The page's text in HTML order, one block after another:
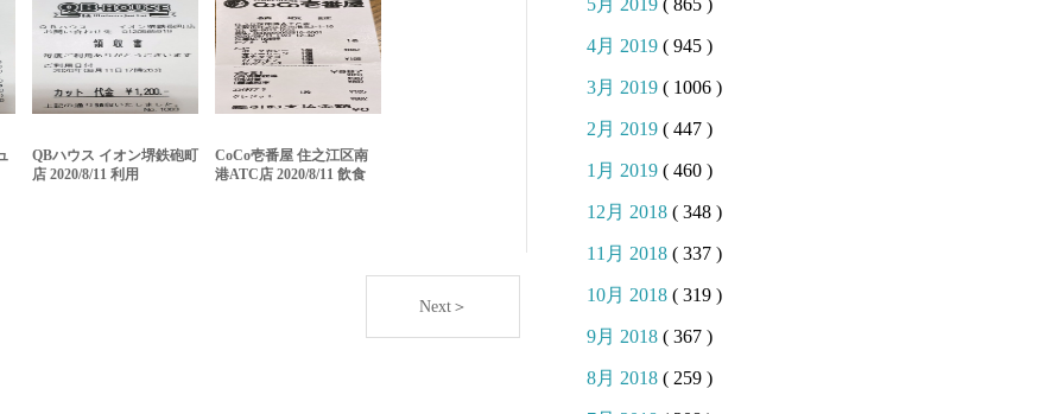
QBハウス イオン堺鉄砲町
店 2020/8/11 利用
CoCo壱番屋 住之江区南
港ATC店 2020/8/11 飲食
Next＞
5月 2019 ( 865 )
4月 2019 ( 945 )
3月 2019 ( 1006 )
2月 2019 ( 447 )
1月 2019 ( 460 )
12月 2018 ( 348 )
11月 2018 ( 337 )
10月 2018 ( 319 )
9月 2018 ( 367 )
8月 2018 ( 259 )